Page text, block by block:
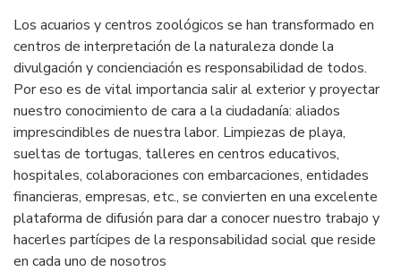
Los acuarios y centros zoológicos se han transformado en
centros de interpretación de la naturaleza donde la
divulgación y concienciación es responsabilidad de todos.
Por eso es de vital importancia salir al exterior y proyectar
nuestro conocimiento de cara a la ciudadanía: aliados
imprescindibles de nuestra labor. Limpiezas de playa,
sueltas de tortugas, talleres en centros educativos,
hospitales, colaboraciones con embarcaciones, entidades
financieras, empresas, etc., se convierten en una excelente
plataforma de difusión para dar a conocer nuestro trabajo y
hacerles partícipes de la responsabilidad social que reside
en cada uno de nosotros